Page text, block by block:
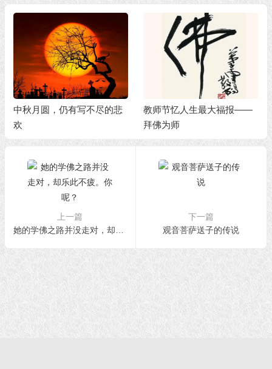
中秋月圆，仍有写不尽的悲
欢
教师节忆人生最大福报——
拜佛为师
上一篇
她的学佛之路并没走对，却乐此不疲。你呢？
下一篇
观音菩萨送子的传说